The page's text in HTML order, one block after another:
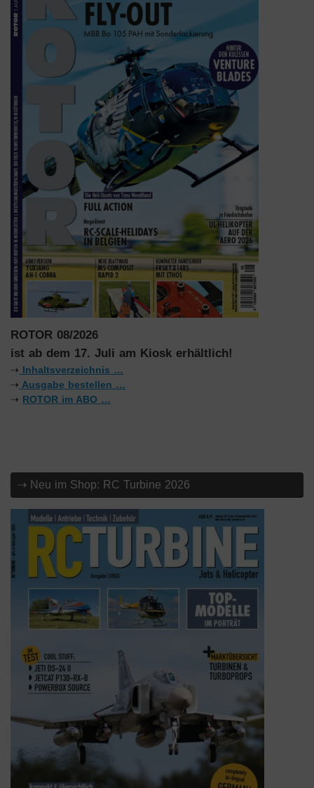
ROTOR 08/2026
ist ab dem 17. Juli am Kiosk erhältlich!
⇢ Inhaltsverzeichnis …
⇢ Ausgabe bestellen …
⇢ ROTOR im ABO …
⇢ Neu im Shop: RC Turbine 2026